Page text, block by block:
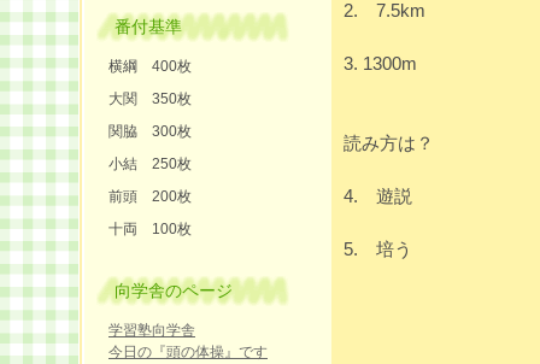
2. 7.5km
3. 1300m
読み方は？
4. 遊説
5. 培う
番付基準
横綱 400枚
大関 350枚
関脇 300枚
小結 250枚
前頭 200枚
十両 100枚
向学舎のページ
学習塾向学舎
今日の『頭の体操』です